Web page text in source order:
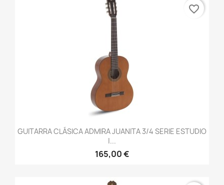
GUITARRA CLÁSICA ADMIRA JUANITA 3/4 SERIE ESTUDIO
|...
165,00 €
favorite_border